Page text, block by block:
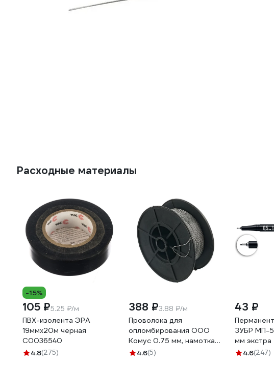
Расходные материалы
-15%
105 ₽5.25 ₽/м
ПВХ-изолента ЭРА
19ммх20м черная
C0036540
4.8(275)
388 ₽3.88 ₽/м
Проволока для
опломбирования ООО
Комус 0.75 мм, намотка
100 м 1348433
4.6(5)
43 ₽
ЗУБР МП-
мм экстра
2 4.6(247)